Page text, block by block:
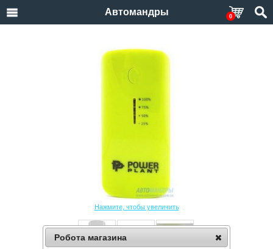
Автомандры 0
Нажмите, чтобы увеличить
Робота магазина